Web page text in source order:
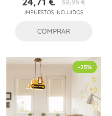
Precio
Precio
base
32,95 €
IMPUESTOS INCLUIDOS
COMPRAR
-25%